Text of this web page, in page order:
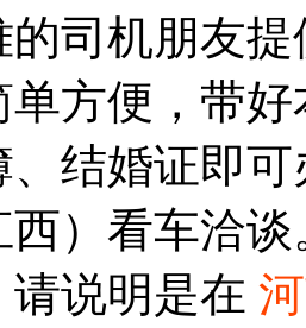
的司机朋友
单方便，带
结婚证即
）看车洽
说明是在